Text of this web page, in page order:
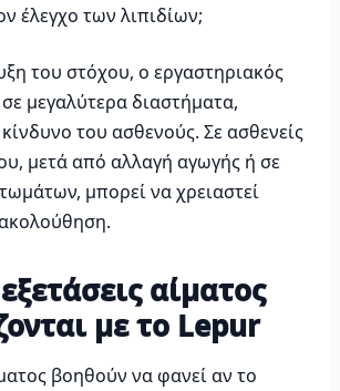
έλεγχο των λιπιδίων;
του στόχου, ο εργαστηριακός
σε μεγαλύτερα διαστήματα,
του ασθενούς. Σε ασθενείς
μετά από αλλαγή αγωγής ή σε
μπορεί να χρειαστεί
αίματος
με το Lepur
βοηθούν να φανεί αν το